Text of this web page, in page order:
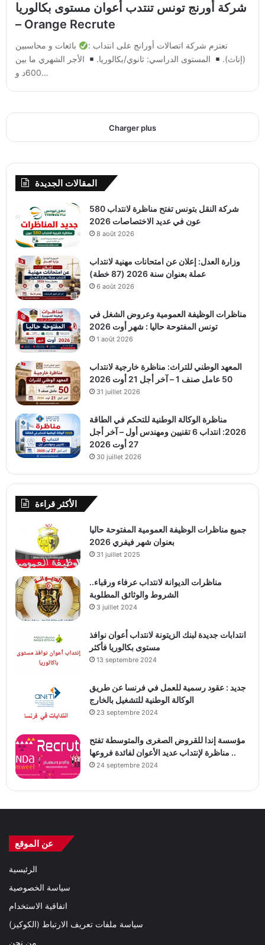
شركة أورنج تونس تنتدب أعوان مستوى بكالوريا
– Orange Recrute
تعتزم شركة اتصالات أورانج على انتداب :
بائعات و محاسبين
(إناث).
المستوى الدراسي: ثانوي/بكالوريا.
الأجر الشهري ما بين
600د و…
Charger plus
المقالات الجديدة
شركة النقل بتونس تفتح مناظرة لانتداب 580
عون في عديد الاختصاصات 2026
8 août 2026
وزارة العدل: إعلان عن امتحانات مهنية لانتداب
عملة بعنوان سنة 2026 (87 خطة)
6 août 2026
مناظرات الوظيفة العمومية وعروض الشغل في
تونس المفتوحة حاليا : شهر أوت 2026
1 août 2026
المعهد الوطني للتراث: مناظرة خارجية لانتداب
50 عامل صنف 1 – آخر أجل 21 أوت 2026
31 juillet 2026
مناظرة الوكالة الوطنية للتحكم في الطاقة
2026: انتداب 6 تقنيين ومهندس أول – آخر أجل
27 أوت 2026
30 juillet 2026
الأكثر قراءة
جميع مناظرات الوظيفة العمومية المفتوحة حاليا
بعنوان شهر فيفري 2026
31 juillet 2025
مناظرات الديوانة لانتداب عرفاء ورقباء..
الشروط والوثائق المطلوبة
3 juillet 2024
انتدابات جديدة لبنك الزيتونة لانتداب أعوان نوافذ
مستوى بكالوريا فأكثر
13 septembre 2024
جديد : عقود رسمية للعمل في فرنسا عن طريق
الوكالة الوطنية للتشغيل بالخارج
23 septembre 2024
مؤسسة إندا للقروض الصغرى والمتوسطة تفتح
مناظرة لإنتداب عديد الأعوان لفائدة فروعها ..
24 septembre 2024
عن الموقع
الرئيسية
سياسة الخصوصية
اتفاقية الاستخدام
سياسة ملفات تعريف الارتباط (الكوكيز)
من نحن